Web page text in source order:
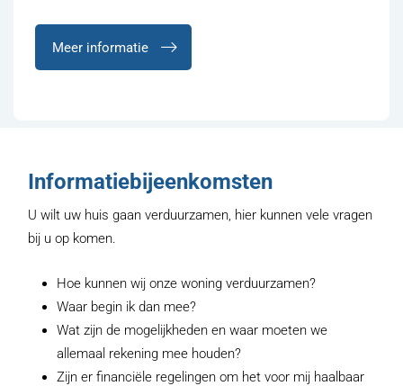
Meer informatie
Informatiebijeenkomsten
U wilt uw huis gaan verduurzamen, hier kunnen vele vragen
bij u op komen.
Hoe kunnen wij onze woning verduurzamen?
Waar begin ik dan mee?
Wat zijn de mogelijkheden en waar moeten we
allemaal rekening mee houden?
Zijn er financiële regelingen om het voor mij haalbaar